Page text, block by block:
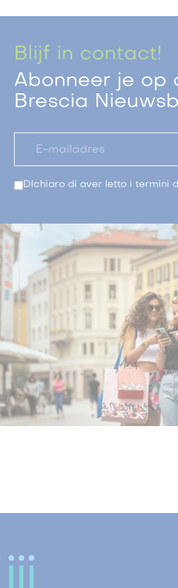
Blijf in contact!
Abonneer je op
Brescia
DIchiaro di aver letto i termini